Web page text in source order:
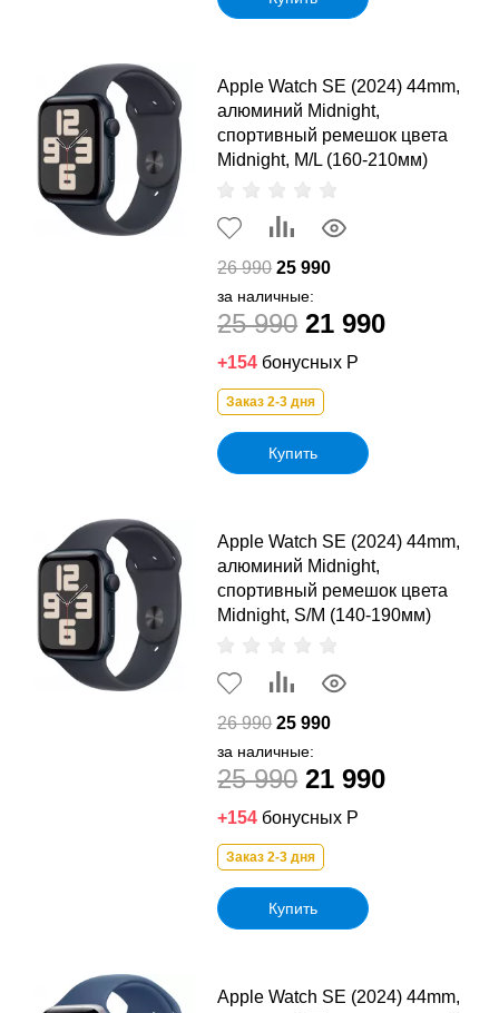
Apple Watch SE (2024) 44mm,
алюминий Midnight,
спортивный ремешок цвета
Midnight, M/L (160-210мм)
26 990 25 990
за наличные:
25 990 21 990
+154 бонусных Р
Заказ 2-3 дня
Купить
Apple Watch SE (2024) 44mm,
алюминий Midnight,
спортивный ремешок цвета
Midnight, S/M (140-190мм)
26 990 25 990
за наличные:
25 990 21 990
+154 бонусных Р
Заказ 2-3 дня
Купить
Apple Watch SE (2024) 44mm,